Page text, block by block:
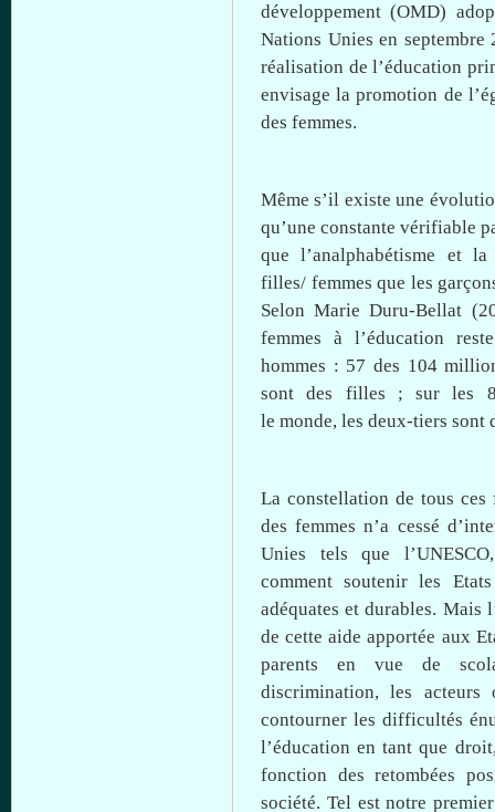
développement (OMD)
Nations Unies en septembre
réalisation del’éducation
envisage la promotion de
des femmes.
Même s’il existe une
qu’une constante vérifiable
que l’analphabétisme et
filles/ femmesque les
Selon MarieDuru-Bellat
femmes à l’éducation
reste
hommes : 57 des 104
sont des filles ;sur les
le monde, les deux-tiers sont
La constellation detous ces
des femmesn’a cessé
Unies
tels que l’UNESCO
commentsoutenir les Etats
adéquates etdurables. Mais
decette aideapportée aux
parents en vue de
discrimination, les acteurs
contourner les difficultés
l’éducation entant que droit
fonction desretombées
société. Tel est notre